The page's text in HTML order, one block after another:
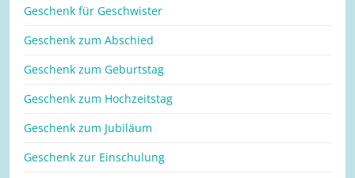
Geschenk für Geschwister
Geschenk zum Abschied
Geschenk zum Geburtstag
Geschenk zum Hochzeitstag
Geschenk zum Jubiläum
Geschenk zur Einschulung